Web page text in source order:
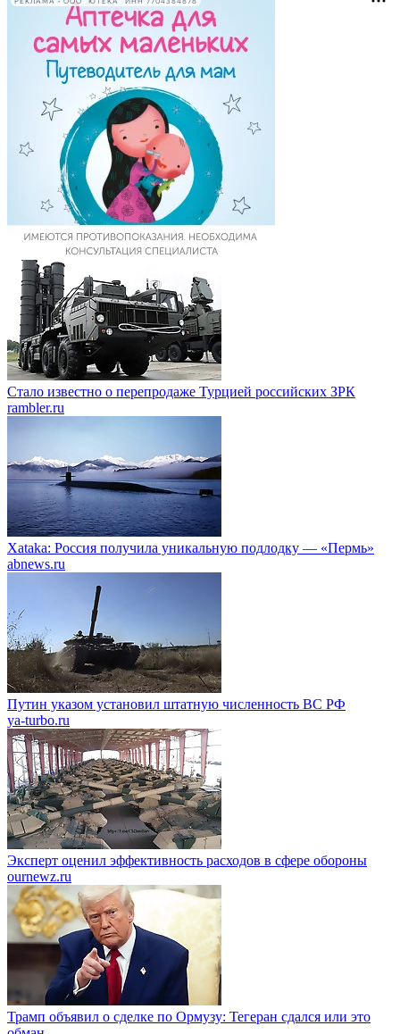
Стало известно о перепродаже Турцией российских ЗРК
rambler.ru
Xataka: Россия получила уникальную подлодку — «Пермь»
abnews.ru
Путин указом установил штатную численность ВС РФ
ya-turbo.ru
Эксперт оценил эффективность расходов в сфере обороны
ournewz.ru
Трамп объявил о сделке по Ормузу: Тегеран сдался или это